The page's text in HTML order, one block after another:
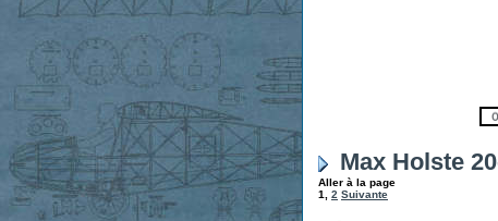
Max Holste
Aller à la page
1
2 Suivante